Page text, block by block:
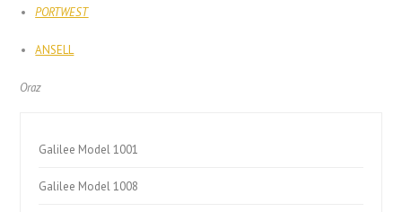
PORTWEST
ANSELL
Oraz
Galilee Model 1001
Galilee Model 1008